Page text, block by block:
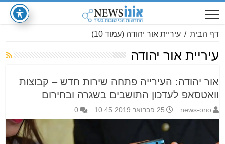
דף הבית / עיריית אור יהודה (עמוד 10)
עיריית אור יהודה
אור יהודה: העירייה פתחה שירות חדש – קבוצות
וואטסאפ לעדכון התושבים בשגרה ובחירום
news-ono 25 פברואר 2019 10:45 0